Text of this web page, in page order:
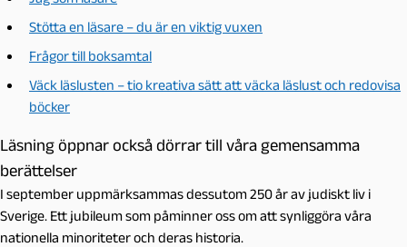
Stötta en läsare – du är en viktig vuxen
Frågor till boksamtal
Väck läslusten – tio kreativa sätt att väcka läslust och redovisa
böcker
Läsning öppnar också dörrar till våra gemensamma
berättelser
I september uppmärksammas dessutom 250 år av judiskt liv i
Sverige. Ett jubileum som påminner oss om att synliggöra våra
nationella minoriteter och deras historia.